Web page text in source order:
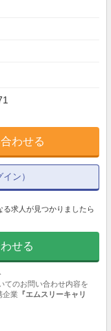
わせる
ン）
求人が見つかりましたら
せる
てのお問い合わせ内容を
企業 『エムスリーキャリ